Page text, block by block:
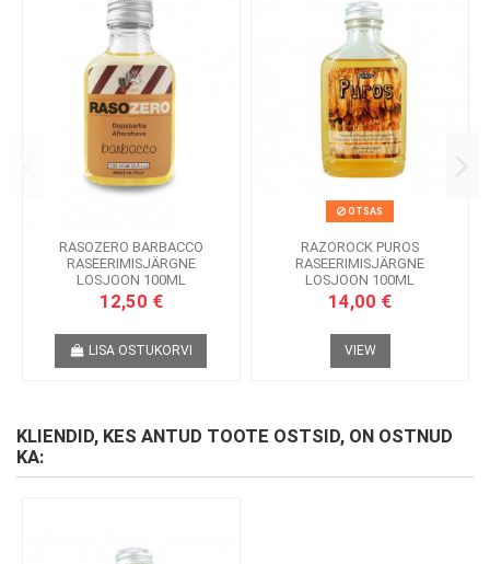
RASOZERO BARBACCO
RASEERIMISJÄRGNE
LOSJOON 100ML
12,50 €
LISA OSTUKORVI
OTSAS
RAZOROCK PUROS
RASEERIMISJÄRGNE
LOSJOON 100ML
14,00 €
VIEW
KLIENDID, KES ANTUD TOOTE OSTSID, ON OSTNUD
KA: